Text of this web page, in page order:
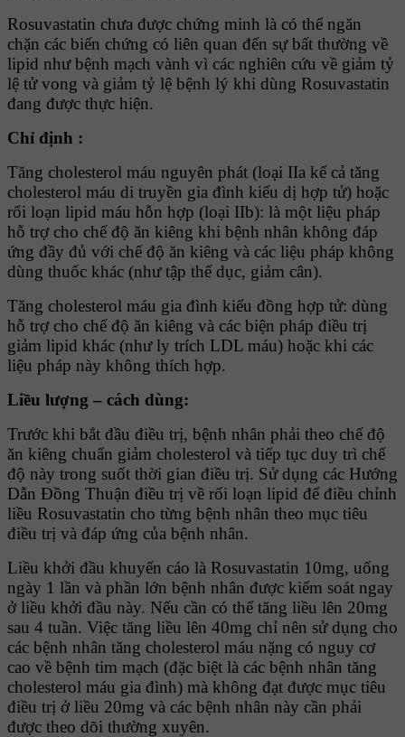
Rosuvastatin chưa được chứng minh là có thể ngăn
chặn các biến chứng có liên quan đến sự bất thường về
lipid như bệnh mạch vành vì các nghiên cứu về giảm tỷ
lệ tử vong và giảm tỷ lệ bệnh lý khi dùng Rosuvastatin
đang được thực hiện.
Chỉ định :
Tăng cholesterol máu nguyên phát (loại IIa kể cả tăng
cholesterol máu di truyền gia đình kiểu dị hợp tử) hoặc
rối loạn lipid máu hỗn hợp (loại IIb): là một liệu pháp
hỗ trợ cho chế độ ăn kiêng khi bệnh nhân không đáp
ứng đầy đủ với chế độ ăn kiêng và các liệu pháp không
dùng thuốc khác (như tập thể dục, giảm cân).
Tăng cholesterol máu gia đình kiểu đồng hợp tử: dùng
hỗ trợ cho chế độ ăn kiêng và các biện pháp điều trị
giảm lipid khác (như ly trích LDL máu) hoặc khi các
liệu pháp này không thích hợp.
Liều lượng – cách dùng:
Trước khi bắt đầu điều trị, bệnh nhân phải theo chế độ
ăn kiêng chuẩn giảm cholesterol và tiếp tục duy trì chế
độ này trong suốt thời gian điều trị. Sử dụng các Hướng
Dẫn Ðồng Thuận điều trị về rối loạn lipid để điều chỉnh
liều Rosuvastatin cho từng bệnh nhân theo mục tiêu
điều trị và đáp ứng của bệnh nhân.
Liều khởi đầu khuyến cáo là Rosuvastatin 10mg, uống
ngày 1 lần và phần lớn bệnh nhân được kiểm soát ngay
ở liều khởi đầu này. Nếu cần có thể tăng liều lên 20mg
sau 4 tuần. Việc tăng liều lên 40mg chỉ nên sử dụng cho
các bệnh nhân tăng cholesterol máu nặng có nguy cơ
cao về bệnh tim mạch (đặc biệt là các bệnh nhân tăng
cholesterol máu gia đình) mà không đạt được mục tiêu
điều trị ở liều 20mg và các bệnh nhân này cần phải
được theo dõi thường xuyên.